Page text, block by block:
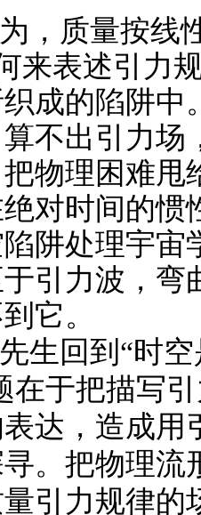
，质量按线
来表述引力
成的陷阱中
算不出引力场
物理困难甩
绝对时间的惯
阱处理宇宙
引力波，弯
它。
生回到 “时
在于把描写
达，造成用
。把物理流
引力规律的